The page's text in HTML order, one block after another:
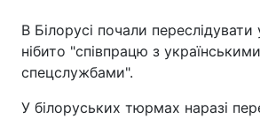
В Білорусі почали переслідувати
нібито "співпрацю з українськими
спецслужбами".
У білоруських тюрмах наразі